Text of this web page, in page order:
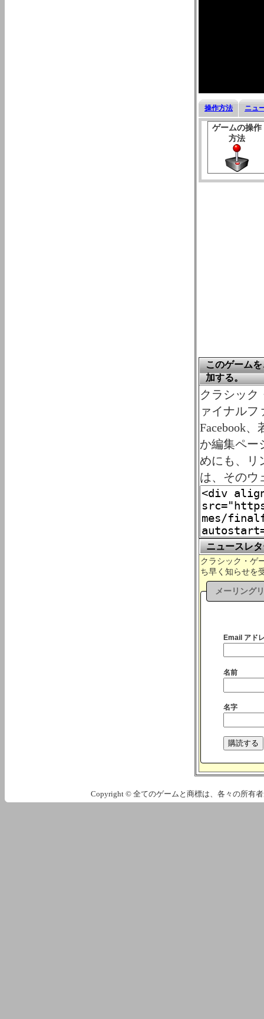
操作方法 ニュ
ゲームの操作
方法
このゲーム
加する。
クラシック
ァイナル
Facebook
か編集ペー
めにも、リ
は、そのウ
ニュースレ
クラシック・ゲ
ち早く知らせを
メーリング
Email アド
名前
名字
Copyright © 全てのゲームと商標は、各々の所有